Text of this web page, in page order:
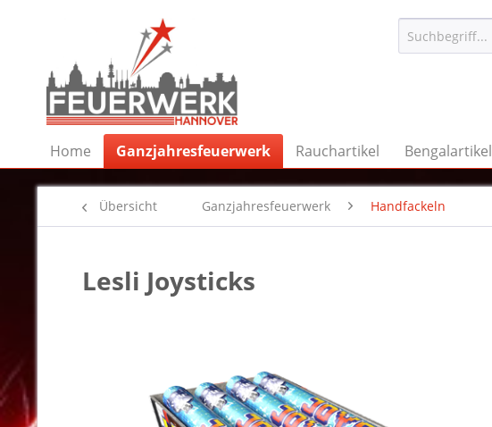
Home Ganzjahresfeuerwerk Rauchartikel Bengalartikel
Übersicht Ganzjahresfeuerwerk Handfackeln
Lesli Joysticks